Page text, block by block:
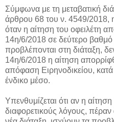
Σύμφωνα με τη μεταβατική
άρθρου 68 του ν. 4549/2018, η
όταν η αίτηση του οφειλέτη
14η/6/2018 σε δεύτερο βαθμό
προβλέπονται στη διάταξη,
14η/6/2018 η αίτηση
απόφαση Ειρηνοδικείου,
ένδικο μέσο.
Υπενθυμίζεται ότι αν η
διαφορετικούς λόγους,